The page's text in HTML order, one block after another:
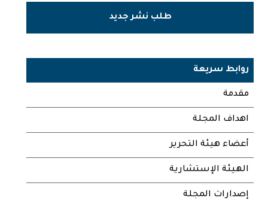
طلب نشر جديد
روابط سريعة
مقدمة
اهداف المجلة
أعضاء هيئة التحرير
الهيئة الإستشارية
إصدارات المجلة